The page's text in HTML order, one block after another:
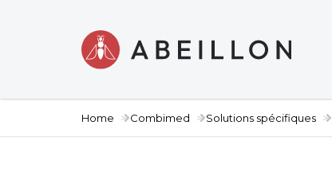
Home Combimed Solutions spécifiques